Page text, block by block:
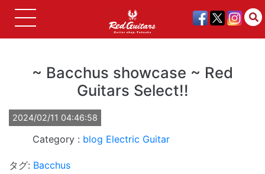
~ Bacchus showcase ~ Red
Guitars Select!!
2024/02/11 04:46:58
blog Electric Guitar
タグ: Bacchus